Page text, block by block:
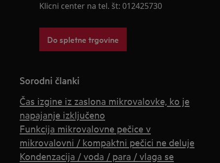
Klicni center na tel. št: 012425730
Do spletne trgovine
Sorodni članki
Čas izgine iz zaslona mikrovalovke, ko je
napajanje izključeno
Funkcija mikrovalovne pečice v
mikrovalovni / kompaktni pečici ne deluje
Kondenzacija / voda / para / vlaga se